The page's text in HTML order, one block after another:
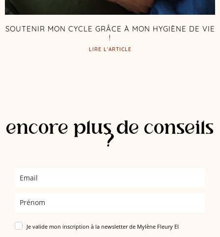
SOUTENIR MON CYCLE GRÂCE À MON HYGIÈNE DE VIE
!
LIRE L'ARTICLE
encore plus de conseils
?
Je valide mon inscription à la newsletter de Mylène Fleury EI